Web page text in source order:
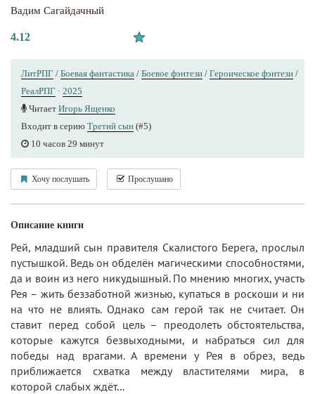
Вадим Сагайдачный
4.12
ЛитРПГ / Боевая фантастика / Боевое фэнтези / Героическое фэнтези /
РеалРПГ · 2025
Читает Игорь Ященко
Входит в серию Третий сын (#5)
10 часов 29 минут
Хочу послушать Прослушано
Описание книги
Рей, младший сын правителя Скалистого Берега, прослыл
пустышкой. Ведь он обделён магическими способностями,
да и воин из него никудышный. По мнению многих, участь
Рея – жить беззаботной жизнью, купаться в роскоши и ни
на что не влиять. Однако сам герой так не считает. Он
ставит перед собой цель – преодолеть обстоятельства,
которые кажутся безвыходными, и набраться сил для
победы над врагами. А времени у Рея в обрез, ведь
приближается схватка между властителями мира, в
которой слабых ждёт...